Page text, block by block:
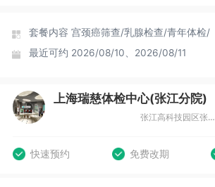
套餐内容 宫颈癌筛查/乳腺检查/青年体检/
最近可约 2026/08/10、2026/08/11
上海瑞慈体检中心(张江分院)
张江高科技园区张东路1388号15号楼
快速预约 免费改期